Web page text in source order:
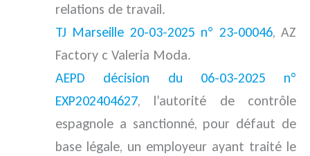
relations de travail.
TJ Marseille 20-03-2025 n° 23-00046, AZ
Factory c Valeria Moda.
AEPD décision du 06-03-2025 n°
EXP202404627, l’autorité de contrôle
espagnole a sanctionné, pour défaut de
base légale, un employeur ayant traité le